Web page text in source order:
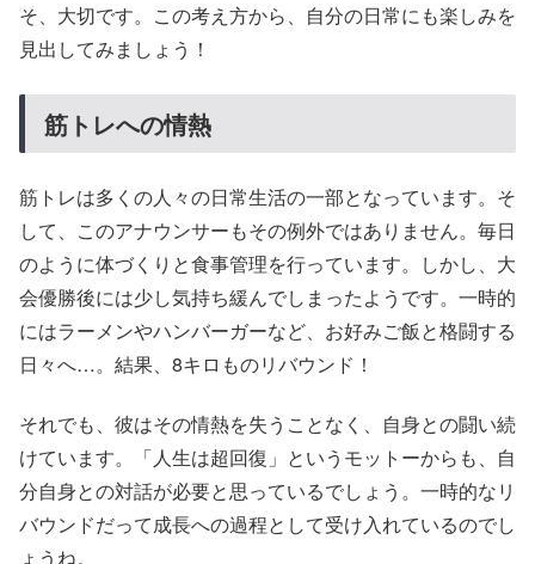
そ、大切です。この考え方から、自分の日常にも楽しみを
見出してみましょう！
筋トレへの情熱
筋トレは多くの人々の日常生活の一部となっています。そ
して、このアナウンサーもその例外ではありません。毎日
のように体づくりと食事管理を行っています。しかし、大
会優勝後には少し気持ち緩んでしまったようです。一時的
にはラーメンやハンバーガーなど、お好みご飯と格闘する
日々へ…。結果、8キロものリバウンド！
それでも、彼はその情熱を失うことなく、自身との闘い続
けています。「人生は超回復」というモットーからも、自
分自身との対話が必要と思っているでしょう。一時的なリ
バウンドだって成長への過程として受け入れているのでし
ょうね。